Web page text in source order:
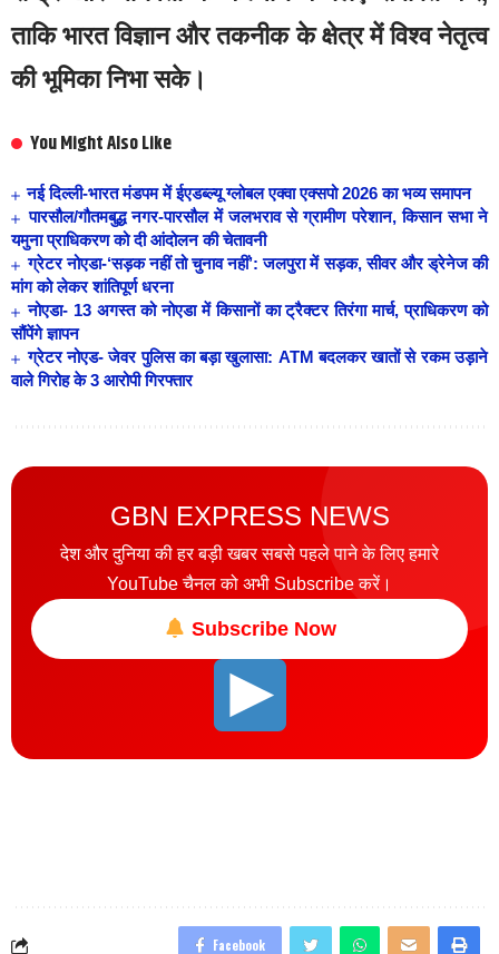
ताकि भारत विज्ञान और तकनीक के क्षेत्र में विश्व नेतृत्व
की भूमिका निभा सके।
You Might Also Like
नई दिल्ली-भारत मंडपम में ईएडब्ल्यू ग्लोबल एक्वा एक्सपो 2026 का भव्य समापन
पारसौल/गौतमबुद्ध नगर-पारसौल में जलभराव से ग्रामीण परेशान, किसान सभा ने
यमुना प्राधिकरण को दी आंदोलन की चेतावनी
ग्रेटर नोएडा-‘सड़क नहीं तो चुनाव नहीं’: जलपुरा में सड़क, सीवर और ड्रेनेज की
मांग को लेकर शांतिपूर्ण धरना
नोएडा- 13 अगस्त को नोएडा में किसानों का ट्रैक्टर तिरंगा मार्च, प्राधिकरण को
सौंपेंगे ज्ञापन
ग्रेटर नोएड- जेवर पुलिस का बड़ा खुलासा: ATM बदलकर खातों से रकम उड़ाने
वाले गिरोह के 3 आरोपी गिरफ्तार
GBN EXPRESS NEWS
देश और दुनिया की हर बड़ी खबर सबसे पहले पाने के लिए हमारे
YouTube चैनल को अभी Subscribe करें।
Subscribe Now
Facebook